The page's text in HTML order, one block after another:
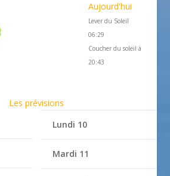
Aujourd'hui
Lever du Soleil
06:29
Coucher du soleil à
20:43
Les prévisions
Lundi 10
Mardi 11